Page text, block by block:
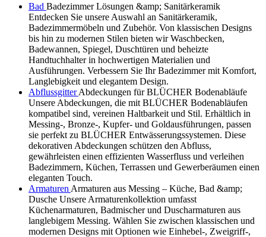
Bad Badezimmer Lösungen &amp; Sanitärkeramik
Entdecken Sie unsere Auswahl an Sanitärkeramik,
Badezimmermöbeln und Zubehör. Von klassischen Designs
bis hin zu modernen Stilen bieten wir Waschbecken,
Badewannen, Spiegel, Duschtüren und beheizte
Handtuchhalter in hochwertigen Materialien und
Ausführungen. Verbessern Sie Ihr Badezimmer mit Komfort,
Langlebigkeit und elegantem Design.
AbflussgitterAbdeckungen für BLÜCHER Bodenabläufe
Unsere Abdeckungen, die mit BLÜCHER Bodenabläufen
kompatibel sind, vereinen Haltbarkeit und Stil. Erhältlich in
Messing-, Bronze-, Kupfer- und Goldausführungen, passen
sie perfekt zu BLÜCHER Entwässerungssystemen. Diese
dekorativen Abdeckungen schützen den Abfluss,
gewährleisten einen effizienten Wasserfluss und verleihen
Badezimmern, Küchen, Terrassen und Gewerberäumen einen
eleganten Touch.
Armaturen Armaturen aus Messing – Küche, Bad &amp;
Dusche Unsere Armaturenkollektion umfasst
Küchenarmaturen, Badmischer und Duscharmaturen aus
langlebigem Messing. Wählen Sie zwischen klassischen und
modernen Designs mit Optionen wie Einhebel-, Zweigriff-,